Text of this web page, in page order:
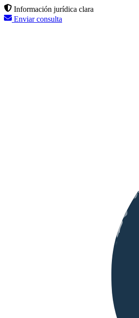
Información jurídica clara
Enviar consulta